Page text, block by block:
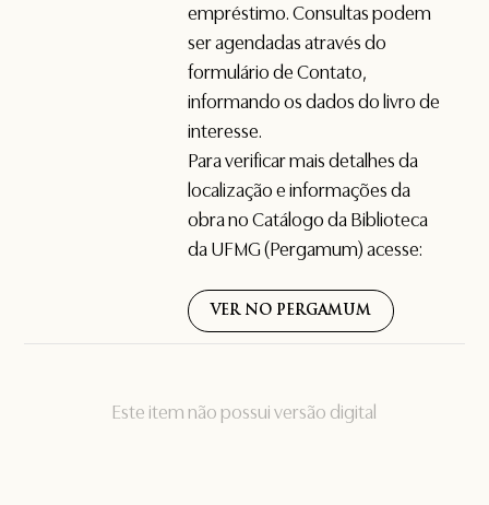
Este item não possui versão digital
empréstimo. Consultas podem
ser agendadas através do
formulário deContato,
informando os dados do livro de
interesse.
Para verificar mais detalhes da
localização e informações da
obra no Catálogo da Biblioteca
da UFMG (Pergamum) acesse:
VER NO PERGAMUM